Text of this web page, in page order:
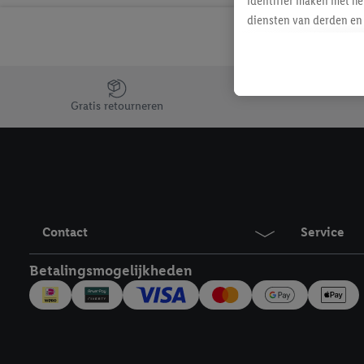
Jouw voordelen bij ons als Lidl webshop klant
Gratis retourneren
Contact Service
Betalingsmogelijkheden
diensten van derden
Als je hiervoor
eerder interesse hebt
maar het niet te
mailadres en met
Onder "Aanpassen"
Door te klikken op
technieken worden
inclusief over de
trekken, vind je in onze
over de cookies die